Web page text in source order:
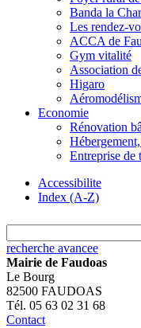
Banda la
Les rendez-
ACCA de
Gym vitalité
Association
Higaro
Economie
Rénovation
Entreprise de
Accessibilite
Index (A-Z)
recherche avancee
Mairie de Faudoas
Le Bourg
82500 FAUDOAS
Tél. 05 63 02 31 68
Contact